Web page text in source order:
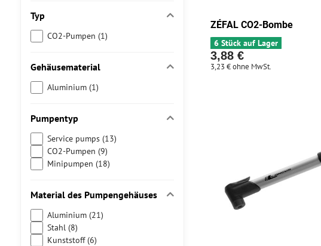
ZÉFAL CO2-Bombe
6 Stück auf Lager
3,88 €
3,23 €ohne MwSt.
Typ
CO2-Pumpen (1)
Gehäusematerial
Aluminium (1)
Pumpentyp
Service pumps (13)
CO2-Pumpen (9)
Minipumpen (18)
Material des Pumpengehäuses
Aluminium (21)
Stahl (8)
Kunststoff (6)